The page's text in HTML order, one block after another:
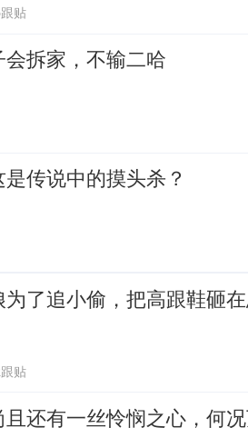
贴
会拆家，不输二哈
传说中的摸头杀？
为了追小偷，把高跟鞋砸
贴
还有一丝怜悯之心，何况